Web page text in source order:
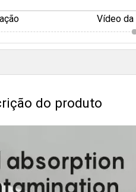
Vídeo
do produto